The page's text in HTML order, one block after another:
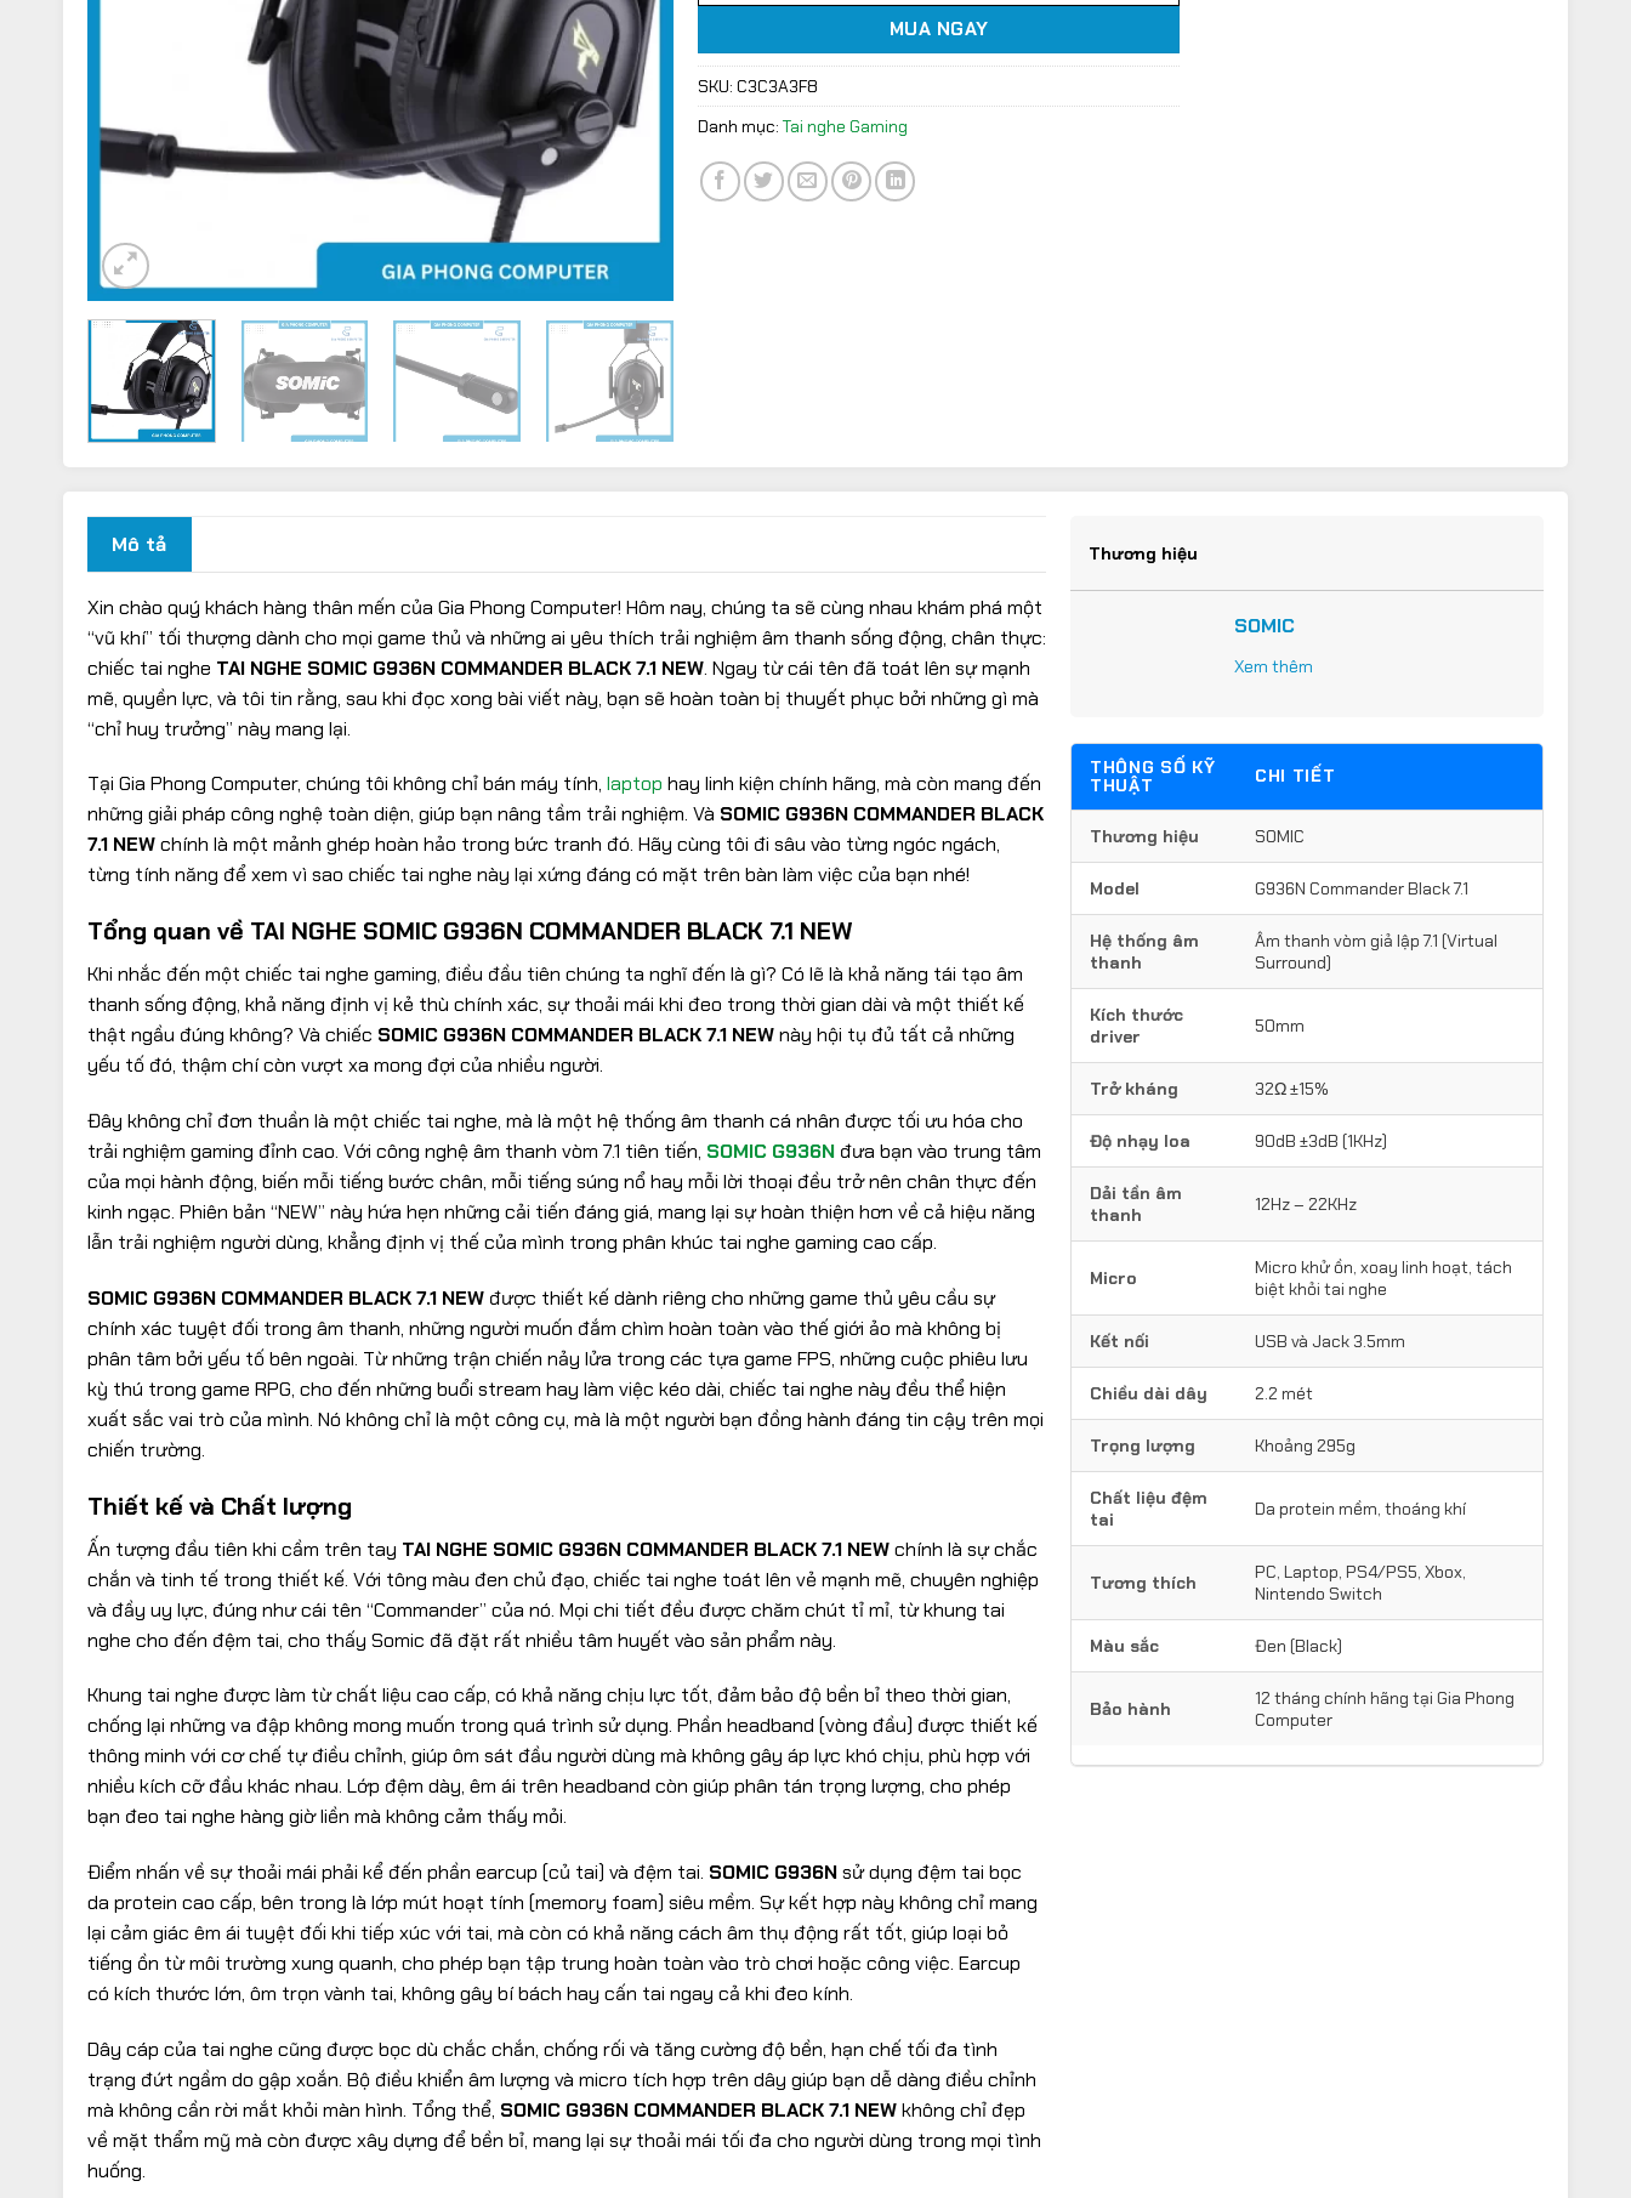
MUA NGAY
SKU:C3C3A3F8
Danh mục:Tai nghe Gaming
Mô tả
Xin chào quý khách hàng thân mến của Gia Phong Computer! Hôm nay, chúng ta sẽ cùng nhau khám phá một
“vũ khí” tối thượng dành cho mọi game thủ và những ai yêu thích trải nghiệm âm thanh sống động, chân thực:
chiếc tai nghe TAI NGHE SOMIC G936N COMMANDER BLACK 7.1 NEW. Ngay từ cái tên đã toát lên sự mạnh
mẽ, quyền lực, và tôi tin rằng, sau khi đọc xong bài viết này, bạn sẽ hoàn toàn bị thuyết phục bởi những gì mà
“chỉ huy trưởng” này mang lại.
Tại Gia Phong Computer, chúng tôi không chỉ bán máy tính, laptop hay linh kiện chính hãng, mà còn mang đến
những giải pháp công nghệ toàn diện, giúp bạn nâng tầm trải nghiệm. Và SOMIC G936N COMMANDER BLACK
7.1 NEWchính là một mảnh ghép hoàn hảo trong bức tranh đó. Hãy cùng tôi đi sâu vào từng ngóc ngách,
từng tính năng để xem vì sao chiếc tai nghe này lại xứng đáng có mặt trên bàn làm việc của bạn nhé!
Tổng quan về TAI NGHE SOMIC G936N COMMANDER BLACK 7.1 NEW
Khi nhắc đến một chiếc tai nghe gaming, điều đầu tiên chúng ta nghĩ đến là gì? Có lẽ là khả năng tái tạo âm
thanh sống động, khả năng định vị kẻ thù chính xác, sự thoải mái khi đeo trong thời gian dài và một thiết kế
thật ngầu đúng không? Và chiếc SOMIC G936N COMMANDER BLACK 7.1 NEWnày hội tụ đủ tất cả những
yếu tố đó, thậm chí còn vượt xa mong đợi của nhiều người.
Đây không chỉ đơn thuần là một chiếc tai nghe, mà là một hệ thống âm thanh cá nhân được tối ưu hóa cho
trải nghiệm gaming đỉnh cao. Với công nghệ âm thanh vòm 7.1 tiên tiến, SOMIC G936N đưa bạn vào trung tâm
của mọi hành động, biến mỗi tiếng bước chân, mỗi tiếng súng nổ hay mỗi lời thoại đều trở nên chân thực đến
kinh ngạc. Phiên bản “NEW” này hứa hẹn những cải tiến đáng giá, mang lại sự hoàn thiện hơn về cả hiệu năng
lẫn trải nghiệm người dùng, khẳng định vị thế của mình trong phân khúc tai nghe gaming cao cấp.
SOMIC G936N COMMANDER BLACK 7.1 NEW được thiết kế dành riêng cho những game thủ yêu cầu sự
chính xác tuyệt đối trong âm thanh, những người muốn đắm chìm hoàn toàn vào thế giới ảo mà không bị
phân tâm bởi yếu tố bên ngoài. Từ những trận chiến nảy lửa trong các tựa game FPS, những cuộc phiêu lưu
kỳ thú trong game RPG, cho đến những buổi stream hay làm việc kéo dài, chiếc tai nghe này đều thể hiện
xuất sắc vai trò của mình. Nó không chỉ là một công cụ, mà là một người bạn đồng hành đáng tin cậy trên mọi
chiến trường.
Thiết kế và Chất lượng
Ấn tượng đầu tiên khi cầm trên tay TAI NGHE SOMIC G936N COMMANDER BLACK 7.1 NEWchính là sự chắc
chắn và tinh tế trong thiết kế. Với tông màu đen chủ đạo, chiếc tai nghe toát lên vẻ mạnh mẽ, chuyên nghiệp
và đầy uy lực, đúng như cái tên “Commander” của nó. Mọi chi tiết đều được chăm chút tỉ mỉ, từ khung tai
nghe cho đến đệm tai, cho thấy Somic đã đặt rất nhiều tâm huyết vào sản phẩm này.
Khung tai nghe được làm từ chất liệu cao cấp, có khả năng chịu lực tốt, đảm bảo độ bền bỉ theo thời gian,
chống lại những va đập không mong muốn trong quá trình sử dụng. Phần headband (vòng đầu) được thiết kế
thông minh với cơ chế tự điều chỉnh, giúp ôm sát đầu người dùng mà không gây áp lực khó chịu, phù hợp với
nhiều kích cỡ đầu khác nhau. Lớp đệm dày, êm ái trên headband còn giúp phân tán trọng lượng, cho phép
bạn đeo tai nghe hàng giờ liền mà không cảm thấy mỏi.
Điểm nhấn về sự thoải mái phải kể đến phần earcup (củ tai) và đệm tai. SOMIC G936Nsử dụng đệm tai bọc
da protein cao cấp, bên trong là lớp mút hoạt tính (memory foam) siêu mềm. Sự kết hợp này không chỉ mang
lại cảm giác êm ái tuyệt đối khi tiếp xúc với tai, mà còn có khả năng cách âm thụ động rất tốt, giúp loại bỏ
tiếng ồn từ môi trường xung quanh, cho phép bạn tập trung hoàn toàn vào trò chơi hoặc công việc. Earcup
có kích thước lớn, ôm trọn vành tai, không gây bí bách hay cấn tai ngay cả khi đeo kính.
Dây cáp của tai nghe cũng được bọc dù chắc chắn, chống rối và tăng cường độ bền, hạn chế tối đa tình
trạng đứt ngầm do gập xoắn. Bộ điều khiển âm lượng và micro tích hợp trên dây giúp bạn dễ dàng điều chỉnh
mà không cần rời mắt khỏi màn hình. Tổng thể, SOMIC G936N COMMANDER BLACK 7.1 NEWkhông chỉ đẹp
về mặt thẩm mỹ mà còn được xây dựng để bền bỉ, mang lại sự thoải mái tối đa cho người dùng trong mọi tình
huống.
Thương hiệu
SOMIC
Xem thêm
THÔNG SỐ KỸ
THUẬT
CHI TIẾT
Thương hiệu SOMIC
Model G936N Commander Black 7.1
Hệ thống âm
thanh
Âm thanh vòm giả lập 7.1 (Virtual
Surround)
Kích thước
driver
50mm
Trở kháng 32Ω ±15%
Độ nhạy loa 90dB ±3dB (1KHz)
Dải tần âm
thanh
12Hz – 22KHz
Micro
Micro khử ồn, xoay linh hoạt, tách
biệt khỏi tai nghe
Kết nối USB và Jack 3.5mm
Chiều dài dây 2.2 mét
Trọng lượng Khoảng 295g
Chất liệu đệm
tai
Da protein mềm, thoáng khí
Tương thích
PC, Laptop, PS4/PS5, Xbox,
Nintendo Switch
Màu sắc Đen (Black)
Bảo hành
12 tháng chính hãng tại Gia Phong
Computer